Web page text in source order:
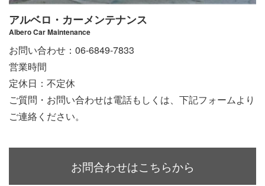
アルベロ・カーメンテナンス
Albero Car Maintenance
お問い合わせ：06-6849-7833
営業時間
定休日：不定休
ご質問・お問い合わせは電話もしくは、下記フォームより
ご連絡ください。
お問合わせはこちらから